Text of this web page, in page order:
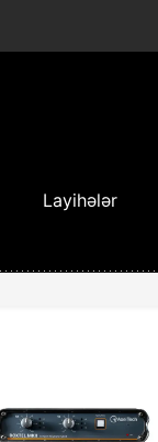
Layihələr